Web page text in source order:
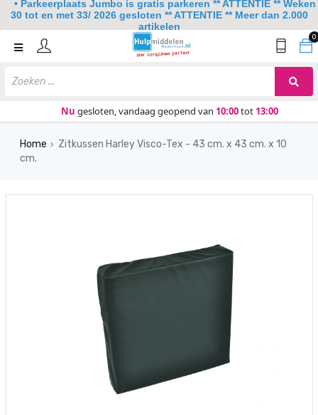
0
Nu gesloten, vandaag geopend van 10:00tot 13:00
Home
Keuken
Home › Zitkussen Harley Visco-Tex - 43 cm. x 43 cm. x 10
cm.
• Parkeerplaats Jumbo is gratis parkeren ** ATTENTIE ** Weken
30 tot en met 33/ 2026 gesloten ** ATTENTIE ** Meer dan 2.000
artikelen